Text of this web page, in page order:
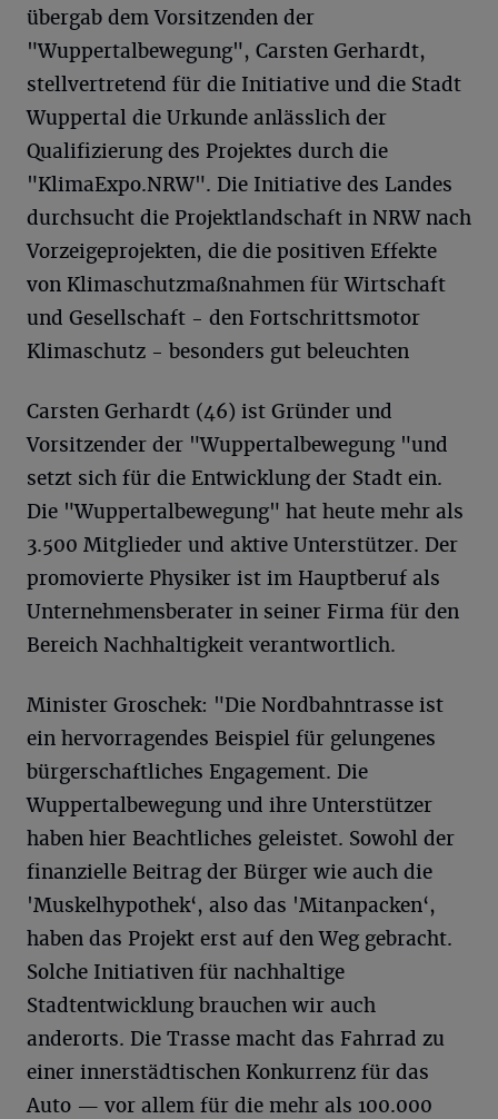
übergab dem Vorsitzenden der
"Wuppertalbewegung", Carsten Gerhardt,
stellvertretend für die Initiative und die Stadt
Wuppertal die Urkunde anlässlich der
Qualifizierung des Projektes durch die
"KlimaExpo.NRW". Die Initiative des Landes
durchsucht die Projektlandschaft in NRW nach
Vorzeigeprojekten, die die positiven Effekte
von Klimaschutzmaßnahmen für Wirtschaft
und Gesellschaft - den Fortschrittsmotor
Klimaschutz - besonders gut beleuchten
Carsten Gerhardt (46) ist Gründer und
Vorsitzender der "Wuppertalbewegung "und
setzt sich für die Entwicklung der Stadt ein.
Die "Wuppertalbewegung" hat heute mehr als
3.500 Mitglieder und aktive Unterstützer. Der
promovierte Physiker ist im Hauptberuf als
Unternehmensberater in seiner Firma für den
Bereich Nachhaltigkeit verantwortlich.
Minister Groschek: "Die Nordbahntrasse ist
ein hervorragendes Beispiel für gelungenes
bürgerschaftliches Engagement. Die
Wuppertalbewegung und ihre Unterstützer
haben hier Beachtliches geleistet. Sowohl der
finanzielle Beitrag der Bürger wie auch die
'Muskelhypothek‘, also das 'Mitanpacken‘,
haben das Projekt erst auf den Weg gebracht.
Solche Initiativen für nachhaltige
Stadtentwicklung brauchen wir auch
anderorts. Die Trasse macht das Fahrrad zu
einer innerstädtischen Konkurrenz für das
Auto — vor allem für die mehr als 100.000